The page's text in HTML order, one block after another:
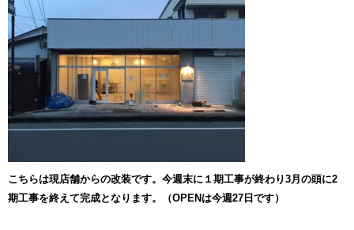
こちらは現店舗からの改装です。今週末に１期工事が終わり3月の頭に2
期工事を終えて完成となります。（OPENは今週27日です）